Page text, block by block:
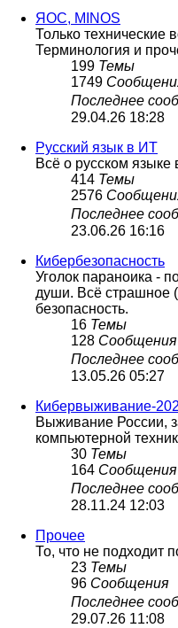
ЯОС, MINOS
Только
Терминология и
199 Темы
1749
Последнее
29.04.26 18:28
Русский язык в ИТ
Всё о русском языке
414 Темы
2576
Последнее
23.06.26 16:16
Кибербезопасность
Уголок параноика -
души. Всё страшное
безопасность.
16 Темы
128 Сообщения
Последнее
13.05.26 05:27
Кибервыживание-
Выживание России,
компьютерной
30 Темы
164 Сообщения
Последнее
28.11.24 12:03
Прочее
То, что не подходит
23 Темы
96 Сообщения
Последнее
29.07.26 11:08